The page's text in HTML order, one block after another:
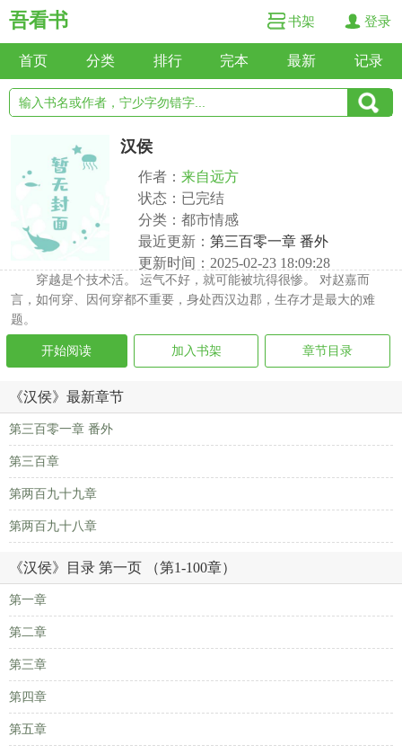
吾看书 书架 登录
首页 分类 排行 完本 最新 记录
汉侯
作者： 来自远方
状态：已完结
分类：都市情感
最近更新： 第三百零一章 番外
更新时间：2025-02-23 18:09:28
穿越是个技术活。 运气不好，就可能被坑得很惨。 对赵嘉而
言，如何穿、因何穿都不重要，身处西汉边郡，生存才是最大的难
题。
开始阅读 加入书架 章节目录
《汉侯》最新章节
第三百零一章 番外
第三百章
第两百九十九章
第两百九十八章
《汉侯》目录 第一页 （第1-100章）
第一章
第二章
第三章
第四章
第五章